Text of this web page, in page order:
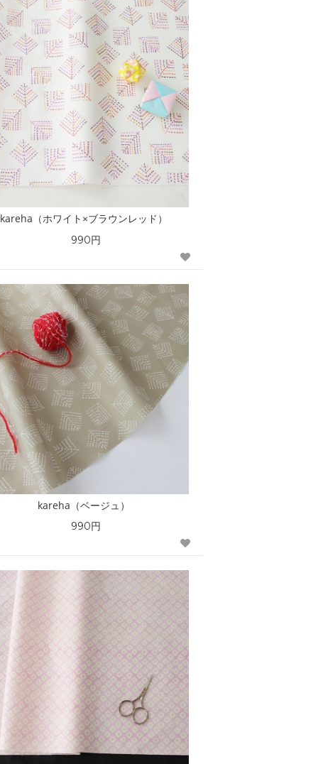
kareha（ホワイト×ブラウンレッド）
990円
kareha（ベージュ）
990円